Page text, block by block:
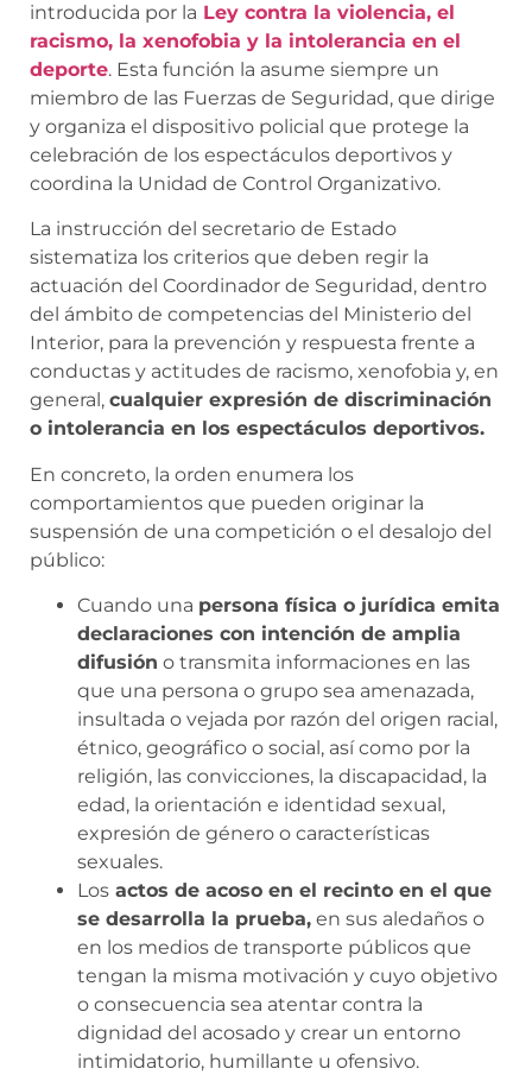
introducida por la Ley contra la violencia, el
racismo, la xenofobia y la intolerancia en el
deporte. Esta función la asume siempre un
miembro de las Fuerzas de Seguridad, que dirige
y organiza el dispositivo policial que protege la
celebración de los espectáculos deportivos y
coordina la Unidad de Control Organizativo.
La instrucción del secretario de Estado
sistematiza los criterios que deben regir la
actuación del Coordinador de Seguridad, dentro
del ámbito de competencias del Ministerio del
Interior, para la prevención y respuesta frente a
conductas y actitudes de racismo, xenofobia y, en
general, cualquier expresión de discriminación
o intolerancia en los espectáculos deportivos.
En concreto, la orden enumera los
comportamientos que pueden originar la
suspensión de una competición o el desalojo del
público:
Cuando una persona física o jurídica emita
declaraciones con intención de amplia
difusión o transmita informaciones en las
que una persona o grupo sea amenazada,
insultada o vejada por razón del origen racial,
étnico, geográfico o social, así como por la
religión, las convicciones, la discapacidad, la
edad, la orientación e identidad sexual,
expresión de género o características
sexuales.
Los actos de acoso en el recinto en el que
se desarrolla la prueba, en sus aledaños o
en los medios de transporte públicos que
tengan la misma motivación y cuyo objetivo
o consecuencia sea atentar contra la
dignidad del acosado y crear un entorno
intimidatorio, humillante u ofensivo.